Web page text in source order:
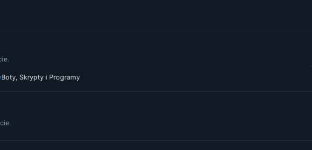
Boty, Skrypty i Programy